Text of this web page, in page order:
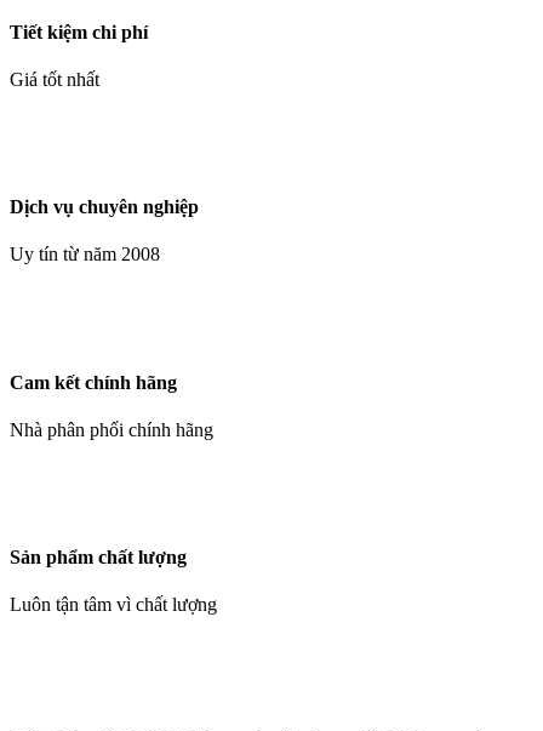
Tiết kiệm chi phí
Giá tốt nhất
Dịch vụ chuyên nghiệp
Uy tín từ năm 2008
Cam kết chính hãng
Nhà phân phối chính hãng
Sản phẩm chất lượng
Luôn tận tâm vì chất lượng